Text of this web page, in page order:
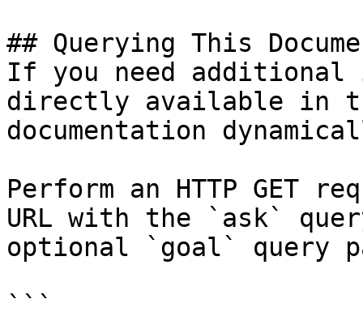
## Querying This
If you need
directly available in
documentation
Perform an HTTP GET
URL with the `ask`
optional `goal` query
```